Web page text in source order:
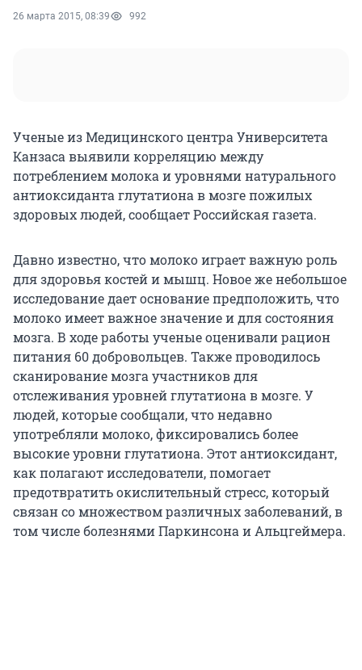
26 марта 2015, 08:39 992
Ученые из Медицинского центра Университета
Канзаса выявили корреляцию между
потреблением молока и уровнями натурального
антиоксиданта глутатиона в мозге пожилых
здоровых людей, сообщает Российская газета.
Давно известно, что молоко играет важную роль
для здоровья костей и мышц. Новое же небольшое
исследование дает основание предположить, что
молоко имеет важное значение и для состояния
мозга. В ходе работы ученые оценивали рацион
питания 60 добровольцев. Также проводилось
сканирование мозга участников для
отслеживания уровней глутатиона в мозге. У
людей, которые сообщали, что недавно
употребляли молоко, фиксировались более
высокие уровни глутатиона. Этот антиоксидант,
как полагают исследователи, помогает
предотвратить окислительный стресс, который
связан со множеством различных заболеваний, в
том числе болезнями Паркинсона и Альцгеймера.